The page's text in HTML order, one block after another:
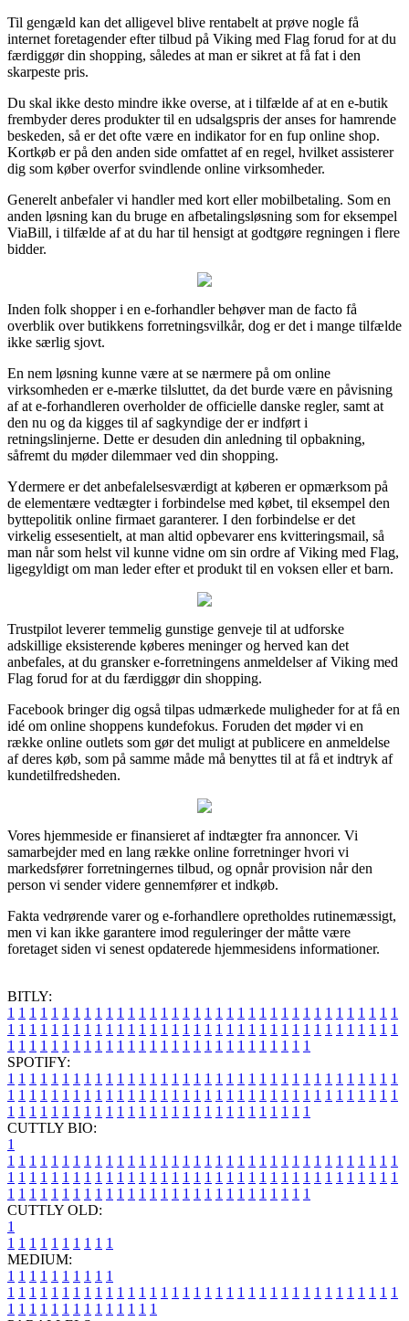
Til gengæld kan det alligevel blive rentabelt at prøve nogle få
internet foretagender efter tilbud på Viking med Flag forud for at du
færdiggør din shopping, således at man er sikret at få fat i den
skarpeste pris.
Du skal ikke desto mindre ikke overse, at i tilfælde af at en e-butik
frembyder deres produkter til en udsalgspris der anses for hamrende
beskeden, så er det ofte være en indikator for en fup online shop.
Kortkøb er på den anden side omfattet af en regel, hvilket assisterer
dig som køber overfor svindlende online virksomheder.
Generelt anbefaler vi handler med kort eller mobilbetaling. Som en
anden løsning kan du bruge en afbetalingsløsning som for eksempel
ViaBill, i tilfælde af at du har til hensigt at godtgøre regningen i flere
bidder.
Inden folk shopper i en e-forhandler behøver man de facto få
overblik over butikkens forretningsvilkår, dog er det i mange tilfælde
ikke særlig sjovt.
En nem løsning kunne være at se nærmere på om online
virksomheden er e-mærke tilsluttet, da det burde være en påvisning
af at e-forhandleren overholder de officielle danske regler, samt at
den nu og da kigges til af sagkyndige der er indført i
retningslinjerne. Dette er desuden din anledning til opbakning,
såfremt du møder dilemmaer ved din shopping.
Ydermere er det anbefalelsesværdigt at køberen er opmærksom på
de elementære vedtægter i forbindelse med købet, til eksempel den
byttepolitik online firmaet garanterer. I den forbindelse er det
virkelig essesentielt, at man altid opbevarer ens kvitteringsmail, så
man når som helst vil kunne vidne om sin ordre af Viking med Flag,
ligegyldigt om man leder efter et produkt til en voksen eller et barn.
Trustpilot leverer temmelig gunstige genveje til at udforske
adskillige eksisterende køberes meninger og herved kan det
anbefales, at du gransker e-forretningens anmeldelser af Viking med
Flag forud for at du færdiggør din shopping.
Facebook bringer dig også tilpas udmærkede muligheder for at få en
idé om online shoppens kundefokus. Foruden det møder vi en
række online outlets som gør det muligt at publicere en anmeldelse
af deres køb, som på samme måde må benyttes til at få et indtryk af
kundetilfredsheden.
Vores hjemmeside er finansieret af indtægter fra annoncer. Vi
samarbejder med en lang række online forretninger hvori vi
markedsfører forretningernes tilbud, og opnår provision når den
person vi sender videre gennemfører et indkøb.
Fakta vedrørende varer og e-forhandlere opretholdes rutinemæssigt,
men vi kan ikke garantere imod reguleringer der måtte være
foretaget siden vi senest opdaterede hjemmesidens informationer.
BITLY:
1 1 1 1 1 1 1 1 1 1 1 1 1 1 1 1 1 1 1 1 1 1 1 1 1 1 1 1 1 1 1 1 1 1 1 1
1 1 1 1 1 1 1 1 1 1 1 1 1 1 1 1 1 1 1 1 1 1 1 1 1 1 1 1 1 1 1 1 1 1 1 1
1 1 1 1 1 1 1 1 1 1 1 1 1 1 1 1 1 1 1 1 1 1 1 1 1 1 1 1
SPOTIFY:
1 1 1 1 1 1 1 1 1 1 1 1 1 1 1 1 1 1 1 1 1 1 1 1 1 1 1 1 1 1 1 1 1 1 1 1
1 1 1 1 1 1 1 1 1 1 1 1 1 1 1 1 1 1 1 1 1 1 1 1 1 1 1 1 1 1 1 1 1 1 1 1
1 1 1 1 1 1 1 1 1 1 1 1 1 1 1 1 1 1 1 1 1 1 1 1 1 1 1 1
CUTTLY BIO:
1
1 1 1 1 1 1 1 1 1 1 1 1 1 1 1 1 1 1 1 1 1 1 1 1 1 1 1 1 1 1 1 1 1 1 1 1
1 1 1 1 1 1 1 1 1 1 1 1 1 1 1 1 1 1 1 1 1 1 1 1 1 1 1 1 1 1 1 1 1 1 1 1
1 1 1 1 1 1 1 1 1 1 1 1 1 1 1 1 1 1 1 1 1 1 1 1 1 1 1 1
CUTTLY OLD:
1
1 1 1 1 1 1 1 1 1 1
MEDIUM:
1 1 1 1 1 1 1 1 1 1
1 1 1 1 1 1 1 1 1 1 1 1 1 1 1 1 1 1 1 1 1 1 1 1 1 1 1 1 1 1 1 1 1 1 1 1
1 1 1 1 1 1 1 1 1 1 1 1 1 1